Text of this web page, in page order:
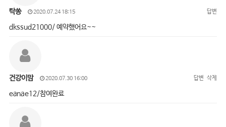
탁쏭 2020.07.24 18:15 답변
dkssud21000/ 예약했어요~~
건강이맘 2020.07.30 16:00 답변 삭제
eanae12/참여완료